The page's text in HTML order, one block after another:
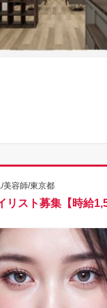
美容師/東京都
リスト募集【時給